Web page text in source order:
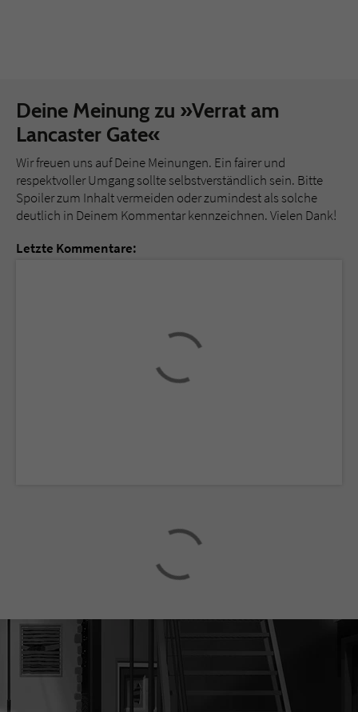
Deine Meinung zu »Verrat am
Lancaster Gate«
Wir freuen uns auf Deine Meinungen. Ein fairer und
respektvoller Umgang sollte selbstverständlich sein. Bitte
Spoiler zum Inhalt vermeiden oder zumindest als solche
deutlich in Deinem Kommentar kennzeichnen. Vielen Dank!
Letzte Kommentare: